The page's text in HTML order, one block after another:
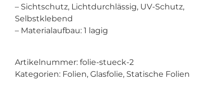
– Sichtschutz, Lichtdurchlässig, UV-Schutz,
Selbstklebend
– Materialaufbau: 1 lagig
Artikelnummer: folie-stueck-2
Kategorien: Folien, Glasfolie, Statische Folien